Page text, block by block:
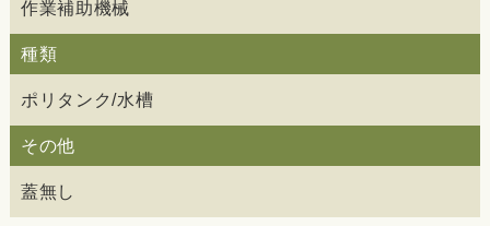
作業補助機械
種類
ポリタンク/水槽
その他
蓋無し